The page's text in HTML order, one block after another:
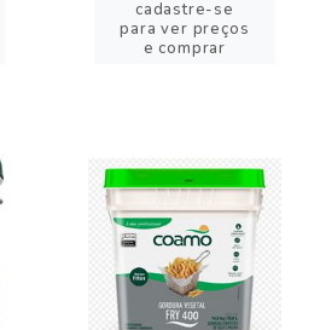
cadastre-se
para ver preços
e comprar